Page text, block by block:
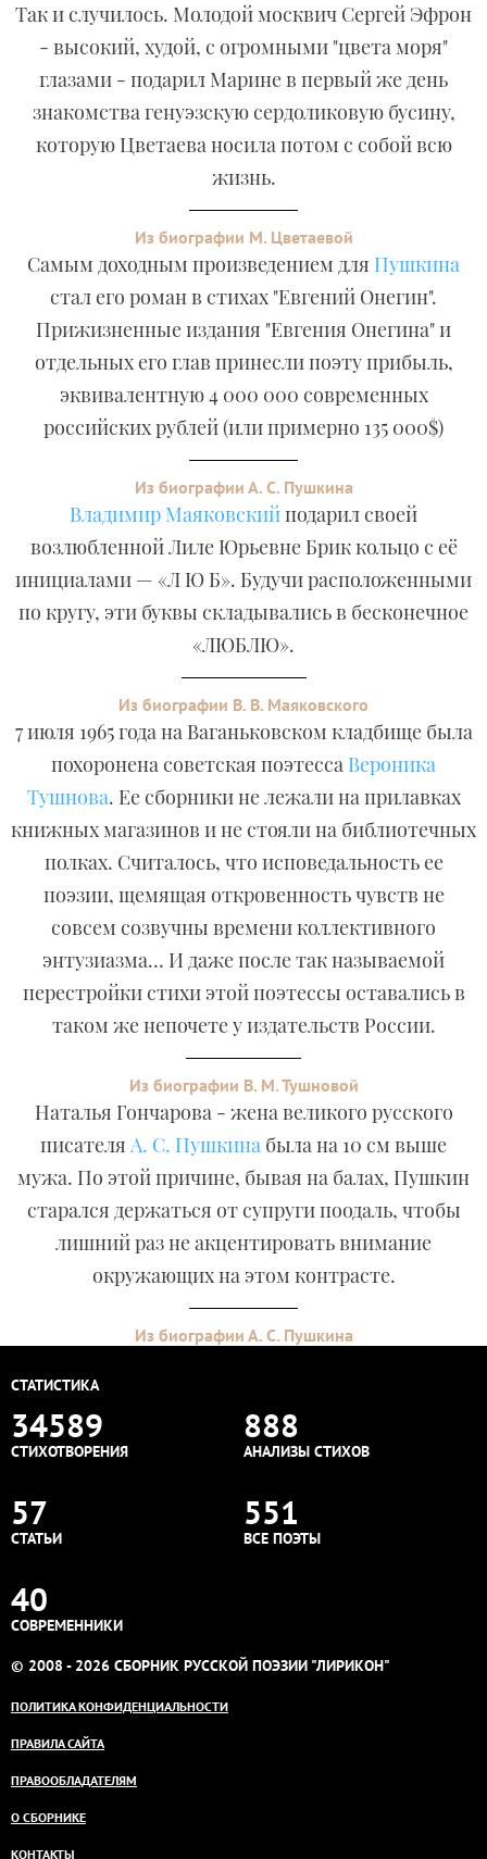
Так и случилось. Молодой москвич Сергей Эфрон
- высокий, худой, с огромными "цвета моря"
глазами - подарил Марине в первый же день
знакомства генуэзскую сердоликовую бусину,
которую Цветаева носила потом с собой всю
жизнь.
Из биографии М. Цветаевой
Самым доходным произведением для Пушкина
стал его роман в стихах "Евгений Онегин".
Прижизненные издания "Евгения Онегина" и
отдельных его глав принесли поэту прибыль,
эквивалентную 4 000 000 современных
российских рублей (или примерно 135 000$)
Из биографии А. С. Пушкина
Владимир Маяковскийподарил своей
возлюбленной Лиле Юрьевне Брик кольцо с её
инициалами — «Л Ю Б». Будучи расположенными
по кругу, эти буквы складывались в бесконечное
«ЛЮБЛЮ».
Из биографии В. В. Маяковского
7 июля 1965 года на Ваганьковском кладбище была
похоронена советская поэтесса Вероника
Тушнова. Ее сборники не лежали на прилавках
книжных магазинов и не стояли на библиотечных
полках. Считалось, что исповедальность ее
поэзии, щемящая откровенность чувств не
совсем созвучны времени коллективного
энтузиазма… И даже после так называемой
перестройки стихи этой поэтессы оставались в
таком же непочете у издательств России.
Из биографии В. М. Тушновой
Наталья Гончарова - жена великого русского
писателя А. С. Пушкина была на 10 см выше
мужа. По этой причине, бывая на балах, Пушкин
старался держаться от супруги поодаль, чтобы
лишний раз не акцентировать внимание
окружающих на этом контрасте.
Из биографии А. С. Пушкина
СТАТИСТИКА
34589
СТИХОТВОРЕНИЯ
888
АНАЛИЗЫ СТИХОВ
57
СТАТЬИ
551
ВСЕ ПОЭТЫ
40
СОВРЕМЕННИКИ
© 2008 - 2026 СБОРНИК РУССКОЙ ПОЭЗИИ "ЛИРИКОН"
ПОЛИТИКА КОНФИДЕНЦИАЛЬНОСТИ
ПРАВИЛА САЙТА
ПРАВООБЛАДАТЕЛЯМ
О СБОРНИКЕ
КОНТАКТЫ